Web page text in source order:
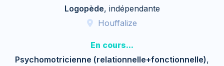
Logopède, indépendante
Houffalize
En cours...
Psychomotricienne (relationnelle+fonctionnelle),